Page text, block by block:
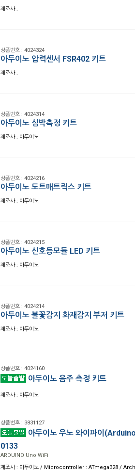
제조사 :
상품번호 : 4024324
아두이노 압력센서 FSR402 키트
제조사 :
상품번호 : 4024314
아두이노 심박측정 키트
제조사 : 아두이노
상품번호 : 4024216
아두이노 도트매트릭스 키트
제조사 : 아두이노
상품번호 : 4024215
아두이노 신호등모듈 LED 키트
제조사 : 아두이노
상품번호 : 4024214
아두이노 불꽃감지 화재감지 부저 키트
제조사 : 아두이노
상품번호 : 4024160
아두이노 음주 측정 키트
제조사 : 아두이노
상품번호 : 3831127
아두이노 우노 와이파이
0133
ARDUINO Uno WiFi
제조사 : 아두이노 / Microcontroller : ATmega328 /